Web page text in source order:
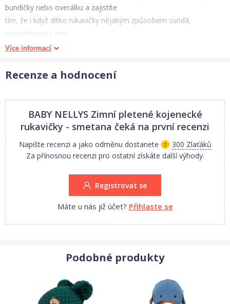
bundičky nebo overálku a zajistíte
tím, že i když dítko rukavičky nějakým způsobem sundá,
nespadnou na zem.
Detailní rozměr: 10cm.
1.Jakost.
Více informací
Recenze a hodnocení
BABY NELLYS Zimní pletené kojenecké
rukavičky - smetana čeká na první recenzi
Napište recenzi a jako odměnu dostanete
300 Zlaťáků
Za přínosnou recenzi pro ostatní získáte další výhody.
Registrovat se
Máte u nás již účet? Přihlaste se
Podobné produkty